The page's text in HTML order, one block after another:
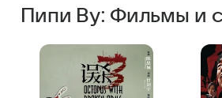
Пипи Ву: Фильмы и